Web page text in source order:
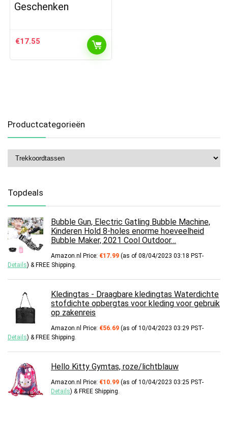
Geschenken
€17.55
Productcategorieën
Topdeals
Bubble Gun, Electric Gatling Bubble Machine,
Kinderen Hold 8-holes enorme hoeveelheid
Bubble Maker, 2021 Cool Outdoor…
Amazon.nl Price: €17.99 (as of 08/04/2023 03:18 PST-
Details) & FREE Shipping.
Kledingtas - Draagbare kledingtas Waterdichte
stofdichte opbergtas voor kleding voor gebruik
op zakenreis
Amazon.nl Price: €56.69 (as of 10/04/2023 03:29 PST-
Details) & FREE Shipping.
Hello Kitty Gymtas, roze/lichtblauw
Amazon.nl Price: €10.99 (as of 10/04/2023 03:25 PST-
Details) & FREE Shipping.